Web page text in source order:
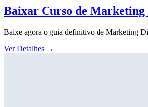
Baixar Curso de
Baixe agora o guia definitivo de Marketing
Ver Detalhes →